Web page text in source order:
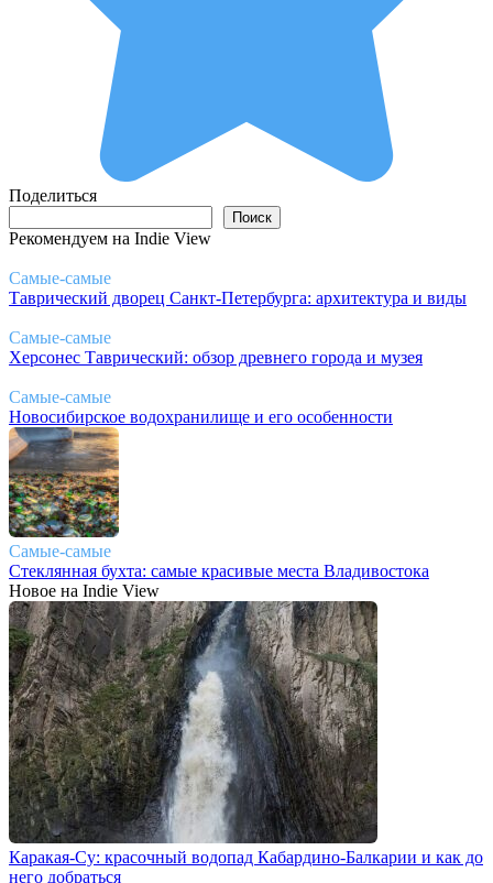
Поделиться
Поиск
Рекомендуем на Indie View
Самые-самые
Таврический дворец Санкт-Петербурга: архитектура и виды
Самые-самые
Херсонес Таврический: обзор древнего города и музея
Самые-самые
Новосибирское водохранилище и его особенности
Самые-самые
Стеклянная бухта: самые красивые места Владивостока
Новое на Indie View
Каракая-Су: красочный водопад Кабардино-Балкарии и как до
него добраться